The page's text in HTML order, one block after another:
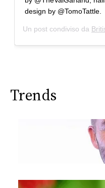
design by @TomoTattle.
Un post condiviso da
Trends